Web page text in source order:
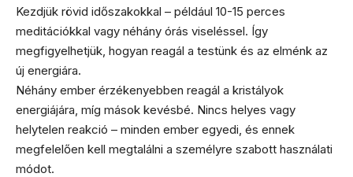
Kezdjük rövid időszakokkal – például 10-15 perces
meditációkkal vagy néhány órás viseléssel. Így
megfigyelhetjük, hogyan reagál a testünk és az elménk az
új energiára.
Néhány ember érzékenyebben reagál a kristályok
energiájára, míg mások kevésbé. Nincs helyes vagy
helytelen reakció – minden ember egyedi, és ennek
megfelelően kell megtalálni a személyre szabott használati
módot.